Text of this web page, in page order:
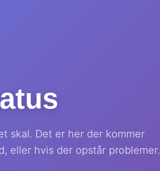
skal. Det er her der kommer
eller hvis der opstår problemer.